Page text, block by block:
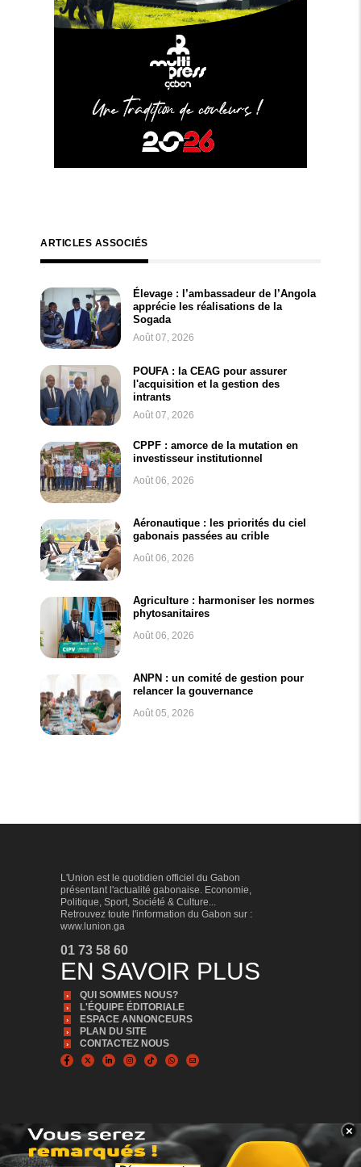
ARTICLES ASSOCIÉS
Élevage : l’ambassadeur de l’Angola
apprécie les réalisations de la
Sogada
Août 07, 2026
POUFA : la CEAG pour assurer
l'acquisition et la gestion des
intrants
Août 07, 2026
CPPF : amorce de la mutation en
investisseur institutionnel
Août 06, 2026
Aéronautique : les priorités du ciel
gabonais passées au crible
Août 06, 2026
Agriculture : harmoniser les normes
phytosanitaires
Août 06, 2026
ANPN : un comité de gestion pour
relancer la gouvernance
Août 05, 2026
BANNER_BAS
×
L'Union est le quotidien officiel du Gabon
présentant l'actualité gabonaise. Economie,
Politique, Sport, Société & Culture...
Retrouvez toute l'information du Gabon sur :
www.lunion.ga
01 73 58 60
EN SAVOIR PLUS
QUI SOMMES NOUS?
L'ÉQUIPE ÉDITORIALE
ESPACE ANNONCEURS
PLAN DU SITE
CONTACTEZ NOUS
© Copyright 2024, Tous droits réservés | L'Union est édité par la Sonapresse